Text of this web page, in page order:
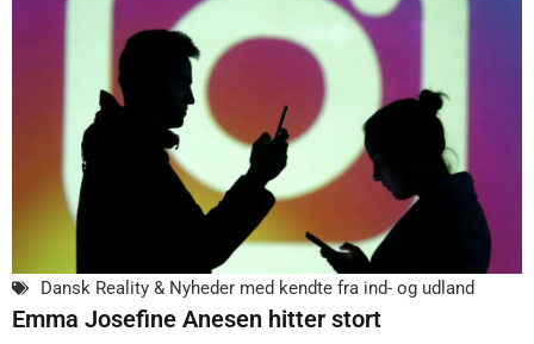
Dansk Reality & Nyheder med kendte fra ind- og udland
Emma Josefine Anesen hitter stort